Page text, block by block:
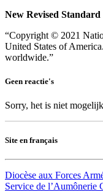
New Revised
“Copyright © 2021
United States of
worldwide.”
Geen reactie's
Sorry, het is niet
Site en français
Diocèse aux Forces
Service de l’Aumônerie